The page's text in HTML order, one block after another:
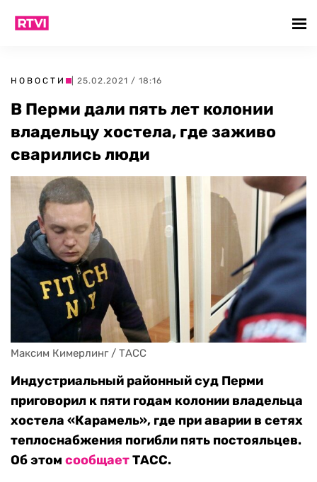
НОВОСТИ | 25.02.2021 / 18:16
В Перми дали пять лет колонии
владельцу хостела, где заживо
сварились люди
Максим Кимерлинг / ТАСС
Индустриальный районный суд Перми
приговорил к пяти годам колонии владельца
хостела «Карамель», где при аварии в сетях
теплоснабжения погибли пять постояльцев.
Об этом сообщаетТАСС.